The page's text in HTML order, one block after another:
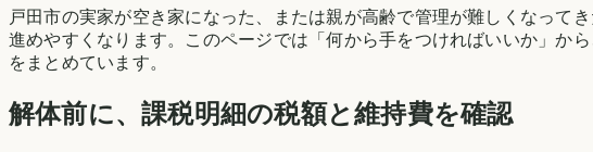
戸田市の実家が空き家になった、または親が高齢で管理が難しくなって
進めやすくなります。このページでは「何から手をつければいいか」か
をまとめています。
解体前に、課税明細の税額と維持費を確認